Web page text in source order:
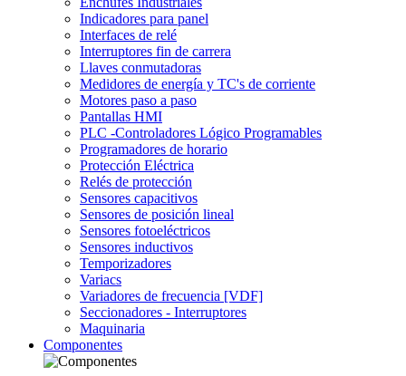
Indicadores para panel
Interfaces de relé
Interruptores fin de carrera
Llaves conmutadoras
Medidores de energía y TC's de corriente
Motores paso a paso
Pantallas HMI
PLC -Controladores Lógico Programables
Programadores de horario
Protección Eléctrica
Relés de protección
Sensores capacitivos
Sensores de posición lineal
Sensores fotoeléctricos
Sensores inductivos
Temporizadores
Variacs
Variadores de frecuencia [VDF]
Seccionadores - Interruptores
Maquinaria
Componentes